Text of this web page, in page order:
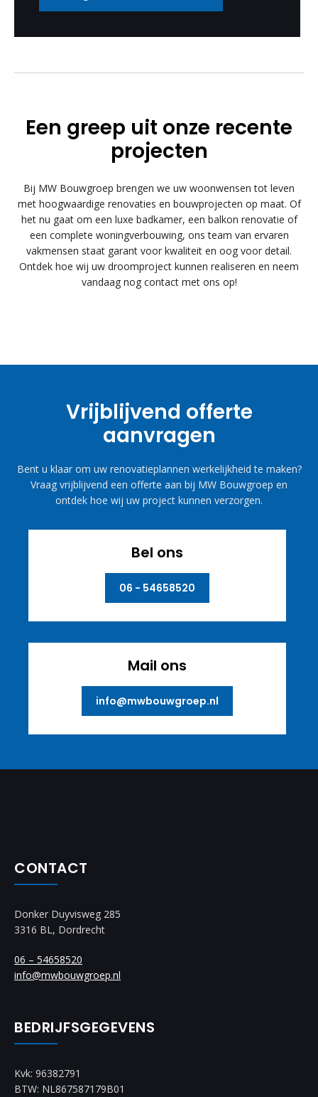
Een greep uit onze recente
projecten
Bij MW Bouwgroep brengen we uw woonwensen tot leven
met hoogwaardige renovaties en bouwprojecten op maat. Of
het nu gaat om een luxe badkamer, een balkon renovatie of
een complete woningverbouwing, ons team van ervaren
vakmensen staat garant voor kwaliteit en oog voor detail.
Ontdek hoe wij uw droomproject kunnen realiseren en neem
vandaag nog contact met ons op!
Vrijblijvend offerte
aanvragen
Bent u klaar om uw renovatieplannen werkelijkheid te maken?
Vraag vrijblijvend een offerte aan bij MW Bouwgroep en
ontdek hoe wij uw project kunnen verzorgen.
Bel ons
06 - 54658520
Mail ons
info@mwbouwgroep.nl
CONTACT
Donker Duyvisweg 285
3316 BL, Dordrecht
06 – 54658520
info@mwbouwgroep.nl
BEDRIJFSGEGEVENS
Kvk: 96382791
BTW: NL867587179B01